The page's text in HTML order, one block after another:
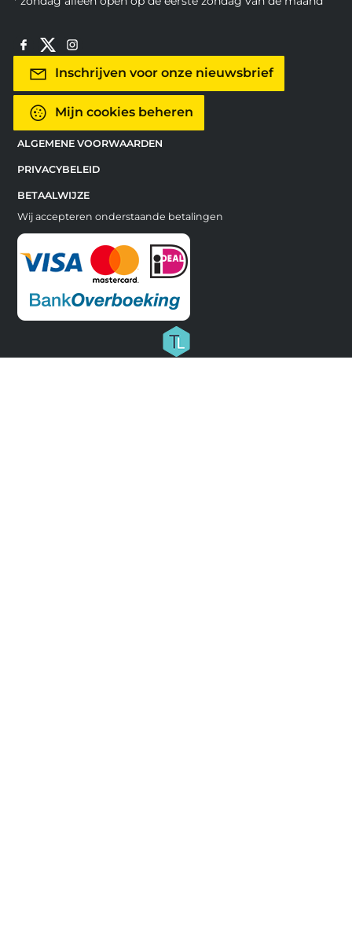
Inschrijven voor onze nieuwsbrief
Mijn cookies beheren
ALGEMENE VOORWAARDEN
PRIVACYBELEID
BETAALWIJZE
Wij accepteren onderstaande betalingen